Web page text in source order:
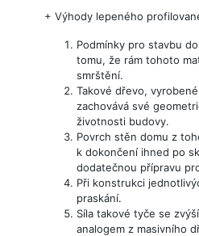
+ Výhody lepeného
Podmínky pro stavbu
tomu, že rám tohoto
smrštění.
Takové dřevo,
zachovává své
životnosti budovy.
Povrch stěn domu z
k dokončení ihned po
dodatečnou přípravu
Při konstrukci
praskání.
Síla takové tyče se
analogem z masivního